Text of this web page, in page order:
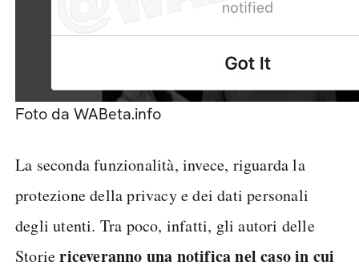
Foto da WABeta.info
La seconda funzionalità, invece, riguarda la
protezione della privacy e dei dati personali
degli utenti. Tra poco, infatti, gli autori delle
Storiericeveranno una notifica nel caso in cui